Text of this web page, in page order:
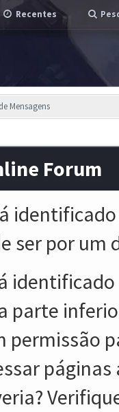
Recentes
Mensagens
Forum
ser por um
parte
permissão